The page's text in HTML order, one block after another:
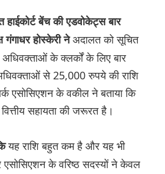
हाईकोर्ट बेंच की एडवोकेट्स बार
गंगाधर होस्केरी नेअदालत को सूचित
के क्लर्कों के लिए बार
से 25,000 रुपये की राशि
एसोसिएशन के वकील ने बताया कि
सहायता की जरूरत है।
यह राशि बहुत कम है और यह भी
एसोसिएशन के वरिष्ठ सदस्यों ने केवल